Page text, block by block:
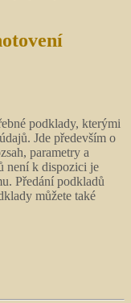
podklady, kterými
Jde především o
parametry a
není k dispozici je
Předání podkladů
můžete také